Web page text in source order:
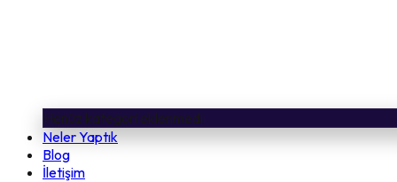
Henüz kategori eklenmedi
Neler Yaptık
Blog
İletişim